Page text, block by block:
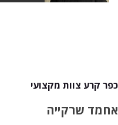
כפר קרע צוות מקצועי
אחמד שרקייה